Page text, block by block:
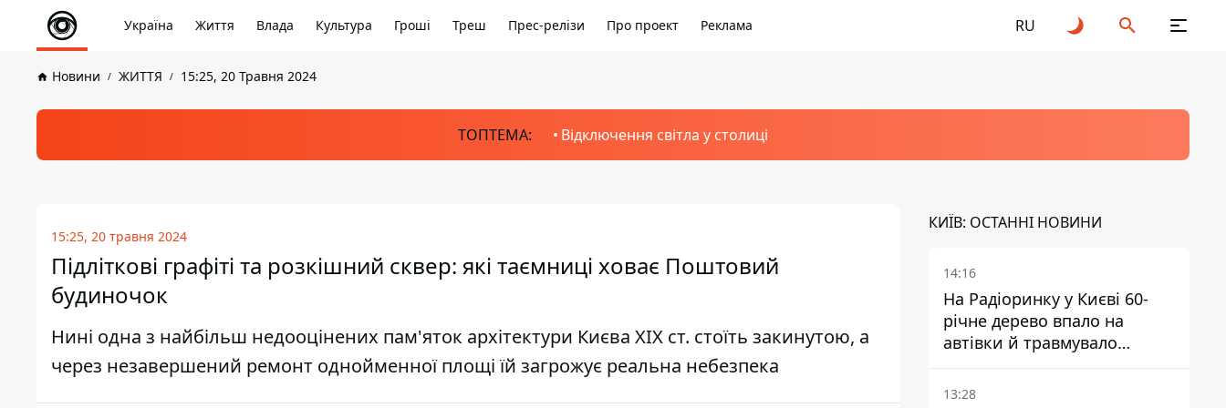
Україна Життя Влада Культура Гроші Треш Прес-релізи Про проект Реклама RU
Новини ЖИТТЯ 15:25, 20 Травня 2024
ТОПТЕМА: Відключення світла у столиці
15:25, 20 травня 2024
Підліткові графіті та розкішний сквер: які таємниці ховає Поштовий
будиночок
Нині одна з найбільш недооцінених пам'яток архітектури Києва ХІХ ст. стоїть закинутою, а
через незавершений ремонт однойменної площі їй загрожує реальна небезпека
КИЇВ: ОСТАННІ НОВИНИ
14:16
На Радіоринку у Києві 60-
річне дерево впало на
автівки й травмувало
людину - подробиці
13:28